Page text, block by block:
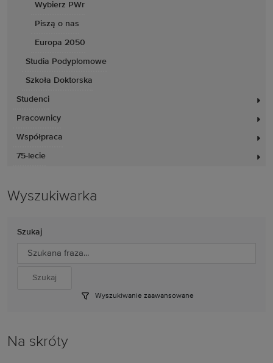
Wybierz PWr
Piszą o nas
Europa 2050
Studia Podyplomowe
Szkoła Doktorska
Studenci
Pracownicy
Współpraca
75-lecie
Wyszukiwarka
Szukaj
Wyszukiwanie zaawansowane
Na skróty